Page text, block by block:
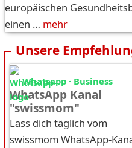
europäischen
einen … mehr
Unsere
Whatsapp · Business
WhatsApp Kanal
"swissmom"
Lass dich täglich vom
swissmom WhatsApp-